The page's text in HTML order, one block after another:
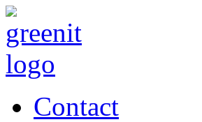
Contact